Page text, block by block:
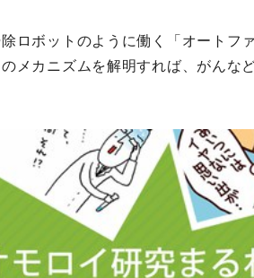
ロボットのように働く「オートフ
メカニズムを解明すれば、がんな